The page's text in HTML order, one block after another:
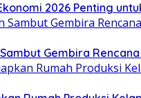
2026 Penting
Gembira